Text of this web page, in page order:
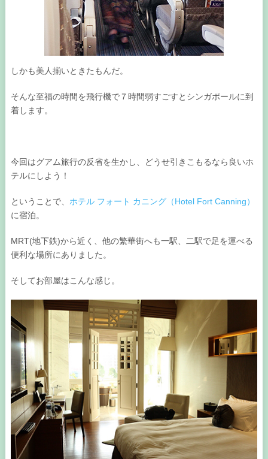
しかも美人揃いときたもんだ。
そんな至福の時間を飛行機で７時間弱すごすとシンガポールに到
着します。
今回はグアム旅行の反省を生かし、どうせ引きこもるなら良いホ
テルにしよう！
ということで、 ホテル フォート カニング（Hotel Fort Canning）
に宿泊。
MRT(地下鉄)から近く、他の繁華街へも一駅、二駅で足を運べる
便利な場所にありました。
そしてお部屋はこんな感じ。